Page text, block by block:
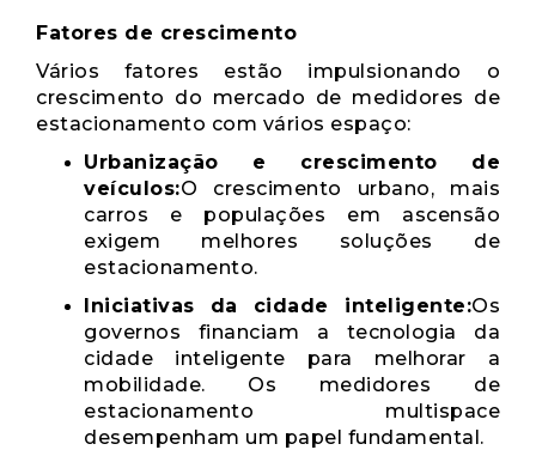
Fatores de crescimento
Vários fatores estão impulsionando o
crescimento do mercado de medidores de
estacionamento com vários espaço:
Urbanização e crescimento de
veículos:O crescimento urbano, mais
carros e populações em ascensão
exigem melhores soluções de
estacionamento.
Iniciativas da cidade inteligente:Os
governos financiam a tecnologia da
cidade inteligente para melhorar a
mobilidade. Os medidores de
estacionamento multispace
desempenham um papel fundamental.